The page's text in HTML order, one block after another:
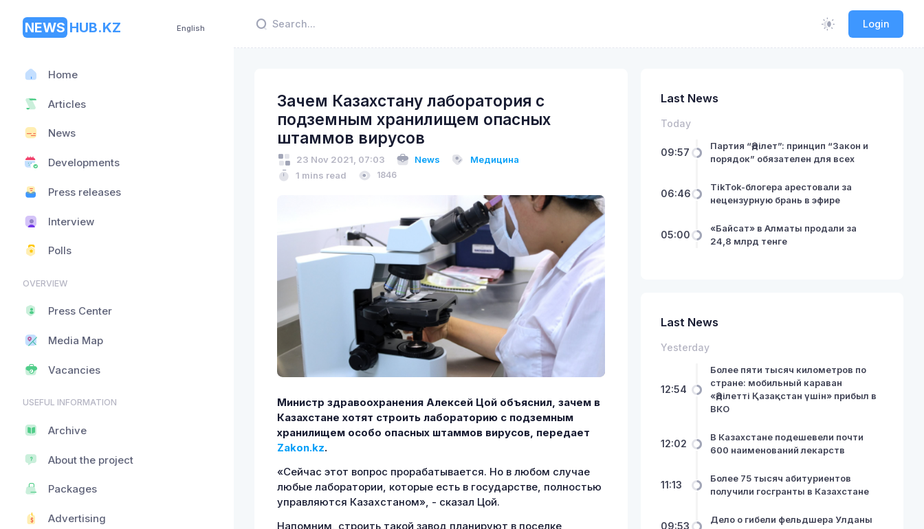
Login
NEWS HUB.KZ English
Home
Articles
News
Developments
Press releases
Interview
Polls
OVERVIEW
Press Center
Media Map
Vacancies
USEFUL INFORMATION
Archive
About the project
Packages
Advertising
Зачем Казахстану лаборатория с
подземным хранилищем опасных
штаммов вирусов
23 Nov 2021, 07:03 News
Медицина
1 mins read
1846
Министр здравоохранения Алексей Цой объяснил, зачем в
Казахстане хотят строить лабораторию с подземным
хранилищем особо опасных штаммов вирусов, передает
Zakon.kz.
«Сейчас этот вопрос прорабатывается. Но в любом случае
любые лаборатории, которые есть в государстве, полностью
управляются Казахстаном», - сказал Цой.
Напомним, строить такой завод планируют в поселке
Last News
Today
09:57
Партия “Әділет”: принцип “Закон и
порядок” обязателен для всех
06:46
TikTok-блогера арестовали за
нецензурную брань в эфире
05:00
«Байсат» в Алматы продали за
24,8 млрд тенге
Last News
Yesterday
12:54
Более пяти тысяч километров по
стране: мобильный караван
«Әділетті Қазақстан үшін» прибыл в
ВКО
12:02
В Казахстане подешевели почти
600 наименований лекарств
11:13
Более 75 тысяч абитуриентов
получили госгранты в Казахстане
09:53
Дело о гибели фельдшера Улданы